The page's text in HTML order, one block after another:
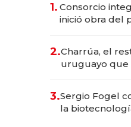
1. Consorcio
inició obra del
millones
2.Charrúa, el
uruguayo que
anticipación y
3.Sergio Fogel
la